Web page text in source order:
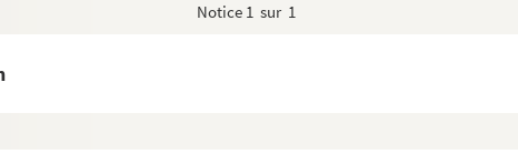
Notice 1 sur 1